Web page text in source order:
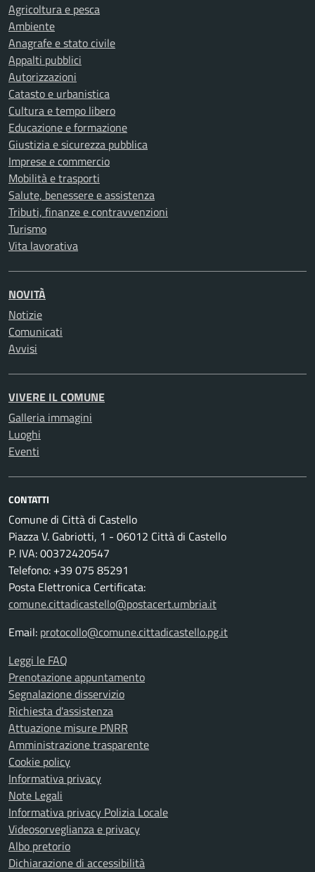
Agricoltura e pesca
Ambiente
Anagrafe e stato civile
Appalti pubblici
Autorizzazioni
Catasto e urbanistica
Cultura e tempo libero
Educazione e formazione
Giustizia e sicurezza pubblica
Imprese e commercio
Mobilità e trasporti
Salute, benessere e assistenza
Tributi, finanze e contravvenzioni
Turismo
Vita lavorativa
NOVITÀ
Notizie
Comunicati
Avvisi
VIVERE IL COMUNE
Galleria immagini
Luoghi
Eventi
CONTATTI
Comune di Città di Castello
Piazza V. Gabriotti, 1 - 06012 Città di Castello
P. IVA: 00372420547
Telefono: +39 075 85291
Posta Elettronica Certificata:
comune.cittadicastello@postacert.umbria.it
Email: protocollo@comune.cittadicastello.pg.it
Leggi le FAQ
Prenotazione appuntamento
Segnalazione disservizio
Richiesta d'assistenza
Attuazione misure PNRR
Amministrazione trasparente
Cookie policy
Informativa privacy
Note Legali
Informativa privacy Polizia Locale
Videosorveglianza e privacy
Albo pretorio
Dichiarazione di accessibilità